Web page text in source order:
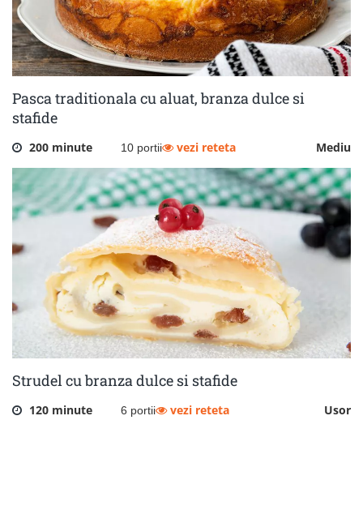
Pasca traditionala cu aluat, branza dulce si
stafide
200 minute 10 portii Mediu
vezi reteta
Strudel cu branza dulce si stafide
120 minute 6 portii Usor
vezi reteta